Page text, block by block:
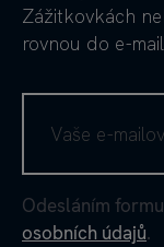
Zážitkovkách
rovnou do e-
Odesláním
osobních údajů.